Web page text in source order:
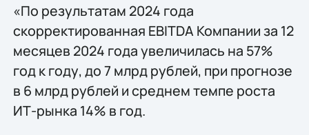
«По результатам 2024 года
скорректированная EBITDA Компании за 12
месяцев 2024 года увеличилась на 57%
год к году, до 7 млрд рублей, при прогнозе
в 6 млрд рублей и среднем темпе роста
ИТ-рынка 14% в год.